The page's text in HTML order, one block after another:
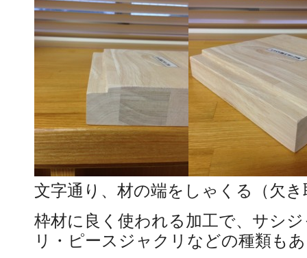
文字通り、材の端をしゃくる（欠
枠材に良く使われる加工で、サシ
リ・ピースジャクリなどの種類も